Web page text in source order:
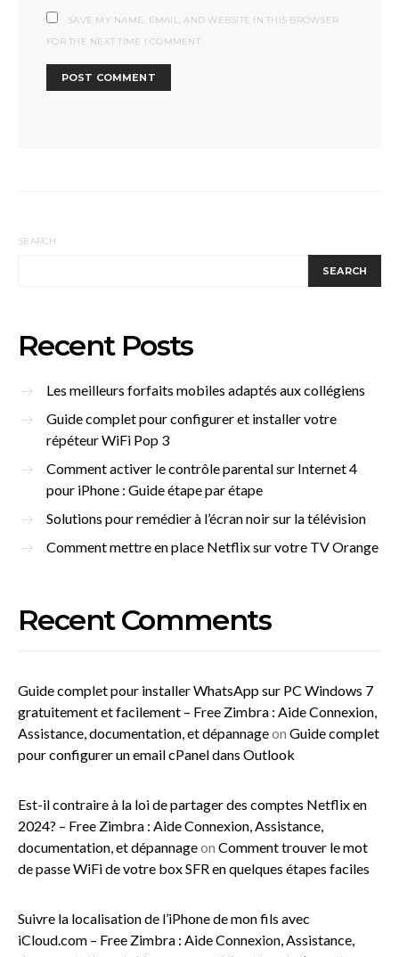
SAVE MY NAME, EMAIL, AND WEBSITE IN THIS BROWSER
FOR THE NEXT TIME I COMMENT.
SEARCH
SEARCH
Recent Posts
Les meilleurs forfaits mobiles adaptés aux collégiens
Guide complet pour configurer et installer votre
répéteur WiFi Pop 3
Comment activer le contrôle parental sur Internet 4
pour iPhone : Guide étape par étape
Solutions pour remédier à l’écran noir sur la télévision
Comment mettre en place Netflix sur votre TV Orange
Recent Comments
Guide complet pour installer WhatsApp sur PC Windows 7
gratuitement et facilement – Free Zimbra : Aide Connexion,
Assistance, documentation, et dépannageon Guide complet
pour configurer un email cPanel dans Outlook
Est-il contraire à la loi de partager des comptes Netflix en
2024? – Free Zimbra : Aide Connexion, Assistance,
documentation, et dépannageon Comment trouver le mot
de passe WiFi de votre box SFR en quelques étapes faciles
Suivre la localisation de l’iPhone de mon fils avec
iCloud.com – Free Zimbra : Aide Connexion, Assistance,